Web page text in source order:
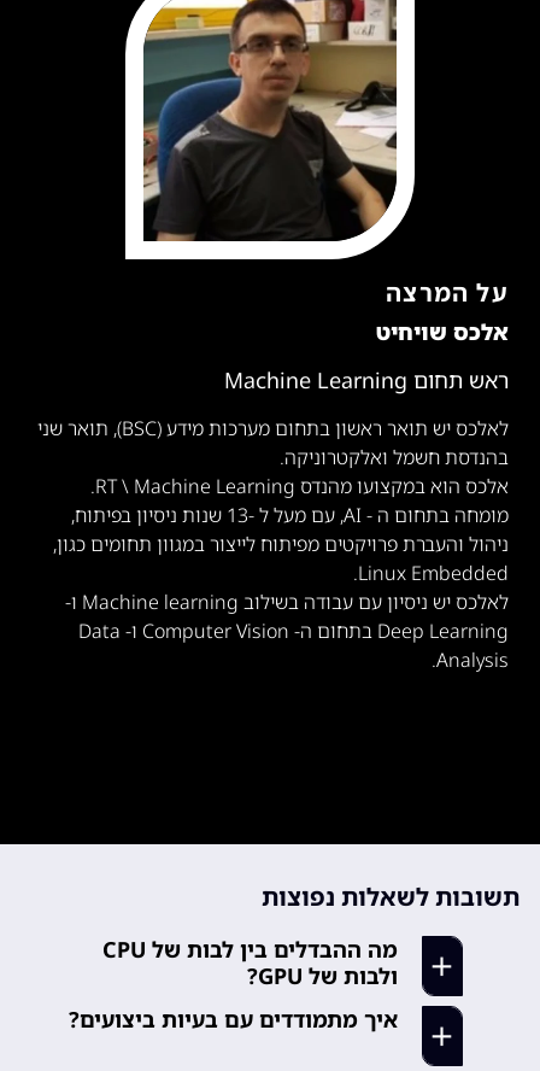
על המרצה
אלכס שויחיט
ראש תחום Machine Learning
לאלכס יש תואר ראשון בתחום מערכות מידע (BSC), תואר שני
בהנדסת חשמל ואלקטרוניקה.
אלכס הוא במקצועו מהנדס RT \ Machine Learning.
מומחה בתחום ה - AI, עם מעל ל -13 שנות ניסיון בפיתוח,
ניהול והעברת פרויקטים מפיתוח לייצור במגוון תחומים כגון,
Linux Embedded.
לאלכס יש ניסיון עם עבודה בשילוב Machine learning ו-
Deep Learning בתחום ה- Computer Vision ו- Data
Analysis.
תשובות לשאלות נפוצות
מה ההבדלים בין לבות של CPU
ולבות של GPU?
1. מטרות: CPU נועדו כדי לבצע מספר
איך מתמודדים עם בעיות ביצועים?